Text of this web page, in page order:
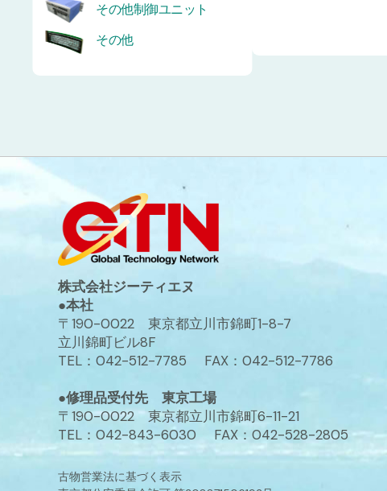
その他制御ユニット
その他
株式会社ジーティエヌ
●本社
〒190-0022 東京都立川市錦町1-8-7
立川錦町ビル8F
TEL：042-512-7785 FAX：042-512-7786
●修理品受付先 東京工場
〒190-0022 東京都立川市錦町6-11-21
TEL：042-843-6030 FAX：042-528-2805
古物営業法に基づく表示